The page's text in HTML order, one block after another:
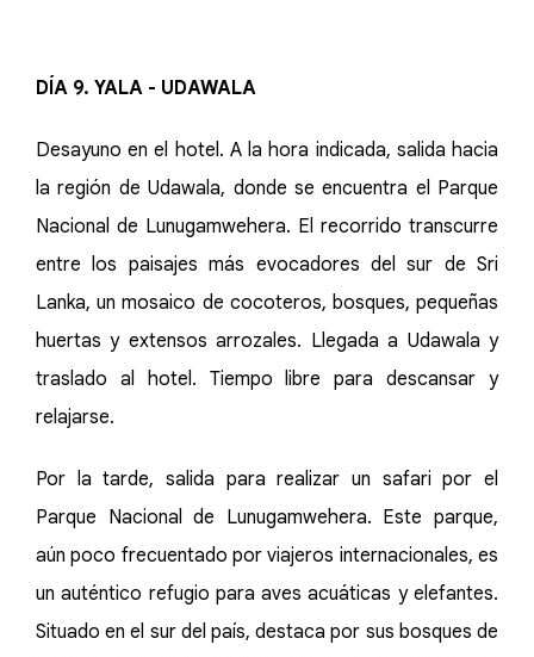
DÍA 9. YALA - UDAWALA
Desayuno en el hotel. A la hora indicada, salida hacia
la región de Udawala, donde se encuentra el Parque
Nacional de Lunugamwehera. El recorrido transcurre
entre los paisajes más evocadores del sur de Sri
Lanka, un mosaico de cocoteros, bosques, pequeñas
huertas y extensos arrozales. Llegada a Udawala y
traslado al hotel. Tiempo libre para descansar y
relajarse.
Por la tarde, salida para realizar un safari por el
Parque Nacional de Lunugamwehera. Este parque,
aún poco frecuentado por viajeros internacionales, es
un auténtico refugio para aves acuáticas y elefantes.
Situado en el sur del país, destaca por sus bosques de